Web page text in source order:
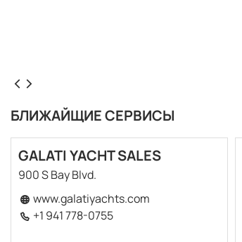
БЛИЖАЙЩИЕ СЕРВИСЫ
GALATI YACHT SALES
900 S Bay Blvd.
www.galatiyachts.com
+1 941 778-0755